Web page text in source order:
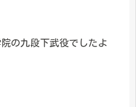
の九段下武役でしたよ